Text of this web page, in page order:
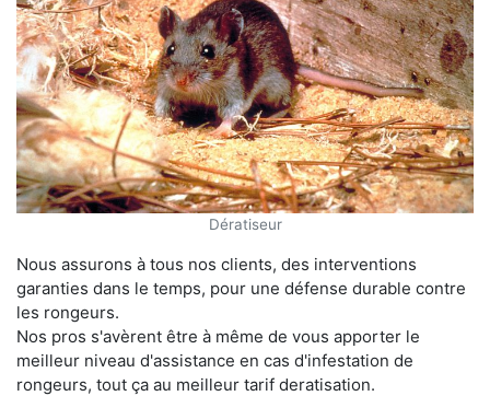
Dératiseur
Nous assurons à tous nos clients, des interventions
garanties dans le temps, pour une défense durable contre
les rongeurs.
Nos pros s'avèrent être à même de vous apporter le
meilleur niveau d'assistance en cas d'infestation de
rongeurs, tout ça au meilleur tarif deratisation.